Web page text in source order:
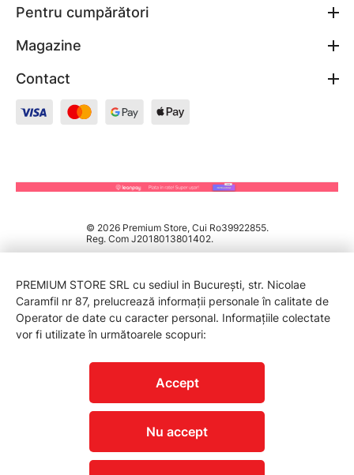
Pentru cumpărători
Magazine
Contact
© 2026 Premium Store, Cui Ro39922855.
Reg. Com J2018013801402.
PREMIUM STORE SRL cu sediul in București, str. Nicolae
Caramfil nr 87, prelucrează informații personale în calitate de
Operator de date cu caracter personal. Informațiile colectate
vor fi utilizate în următoarele scopuri:
Accept
Nu accept